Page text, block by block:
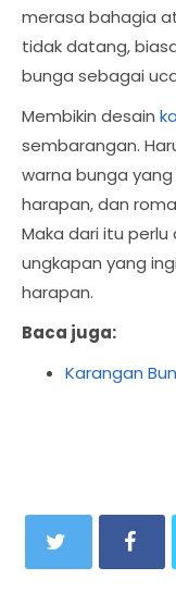
merasa bahagia
tidak datang,
bunga sebagai
Membikin desain
sembarangan.
warna bunga
harapan, dan
Maka dari itu
ungkapan yang
harapan.
Baca juga:
Karangan